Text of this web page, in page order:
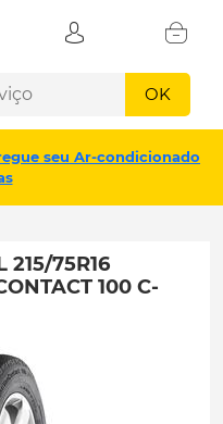
OK
seu Ar-condicionado
215/75R16
100 C-